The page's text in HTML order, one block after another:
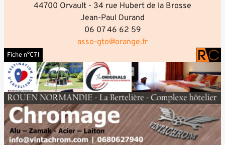
44700 Orvault - 34 rue Hubert de la Brosse
Jean-Paul Durand
06 07 46 62 59
asso-gto@orange.fr
Fiche n°C71